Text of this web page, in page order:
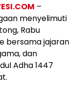
–
menyelimuti
Rabu
bersama jajaran
dan
Adha 1447